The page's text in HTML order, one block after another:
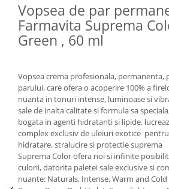
Vopsea de par
Farmavita Suprema
Green , 60 ml
Vopsea crema profesionala, permanenta,
parului, care ofera o acoperire 100% a
nuanta in tonuri intense, luminoase si
sale de inalta calitate si formula sa
bogata in agenti hidratanti si lipide,
complex exclusiv de uleiuri exotice
hidratare, stralucire si protectie suprema
Suprema Color ofera noi si infinite
culorii, datorita paletei sale exclusive si
nuante: Naturals, Intense, Warm and